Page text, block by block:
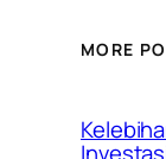
MORE